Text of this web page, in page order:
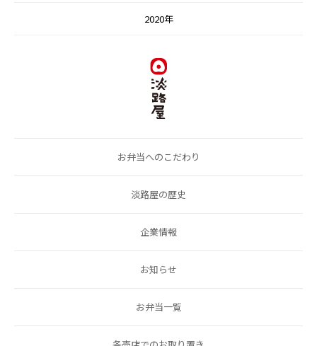
2020年
お弁当へのこだわり
淡路屋の歴史
企業情報
お知らせ
お弁当一覧